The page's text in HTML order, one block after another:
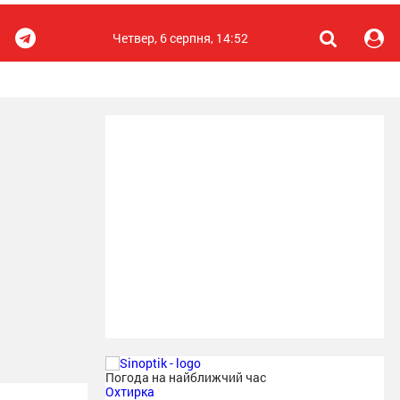
Четвер, 6 серпня, 14:52
Погода на найближчий час
Охтирка